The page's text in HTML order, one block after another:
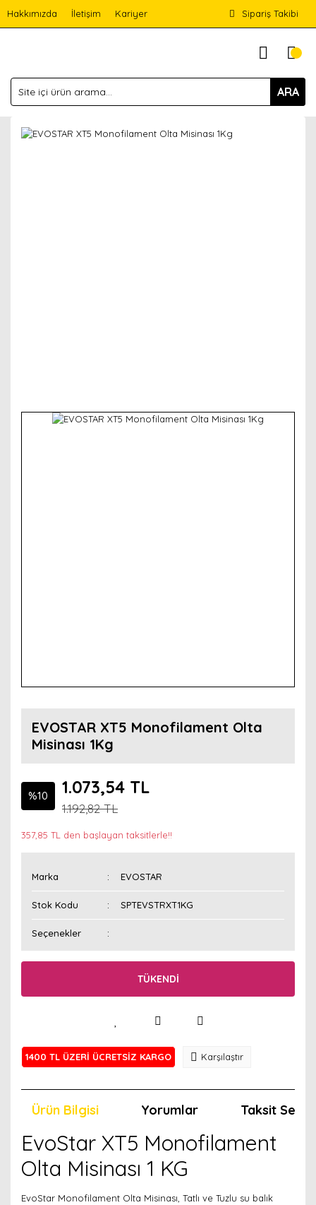
Hakkımızda İletişim Kariyer Sipariş Takibi
ARA
EVOSTAR XT5 Monofilament Olta
Misinası 1Kg
%10 1.073,54 TL
1.192,82 TL
357,85 TL den başlayan taksitlerle!!
Marka EVOSTAR
Stok Kodu SPTEVSTRXT1KG
Seçenekler
TÜKENDİ
1400 TL ÜZERİ ÜCRETSİZ KARGO Karşılaştır
Ürün Bilgisi Yorumlar Taksit
EvoStar XT5 Monofilament
Olta Misinası 1 KG
EvoStar Monofilament Olta Misinası, Tatlı ve Tuzlu su balık